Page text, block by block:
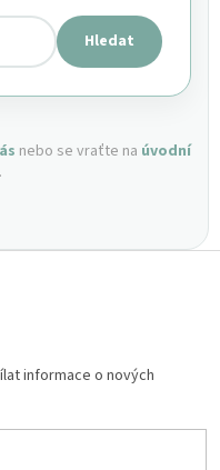
Hledat
nebo se vraťte na úvodní
.
informace o nových